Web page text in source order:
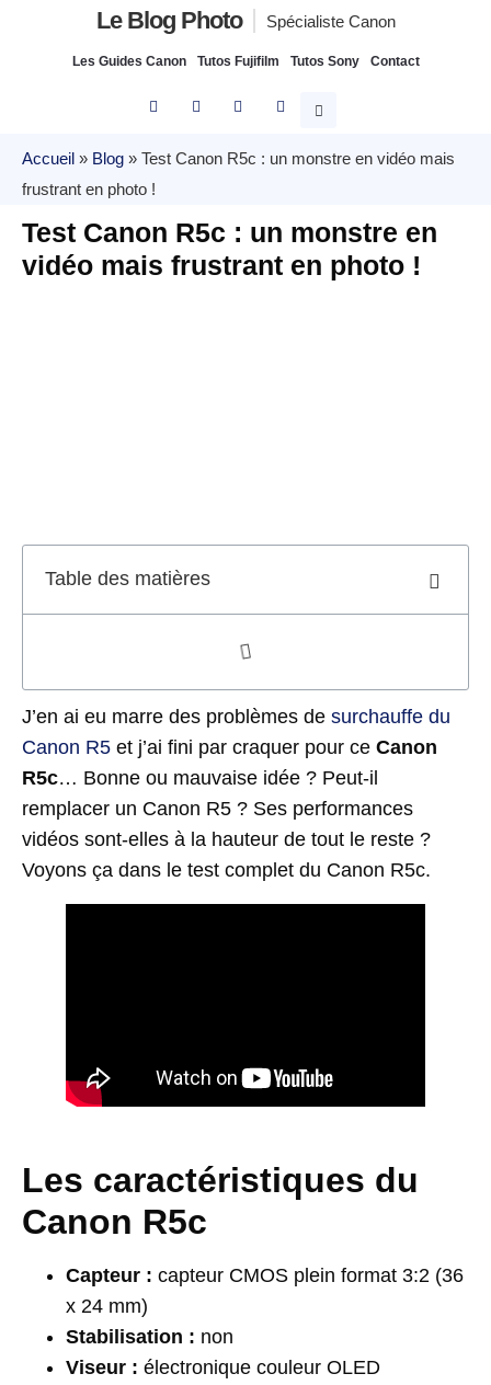
Le Blog Photo Spécialiste Canon
Les Guides Canon Tutos Fujifilm Tutos Sony Contact
Accueil » Blog » Test Canon R5c : un monstre en vidéo mais
frustrant en photo !
Test Canon R5c : un monstre en
vidéo mais frustrant en photo !
Table des matières
J’en ai eu marre des problèmes de surchauffe du
Canon R5 et j’ai fini par craquer pour ce Canon
R5c… Bonne ou mauvaise idée ? Peut-il
remplacer un Canon R5 ? Ses performances
vidéos sont-elles à la hauteur de tout le reste ?
Voyons ça dans le test complet du Canon R5c.
Les caractéristiques du
Canon R5c
Capteur : capteur CMOS plein format 3:2 (36
x 24 mm)
Stabilisation : non
Viseur : électronique couleur OLED